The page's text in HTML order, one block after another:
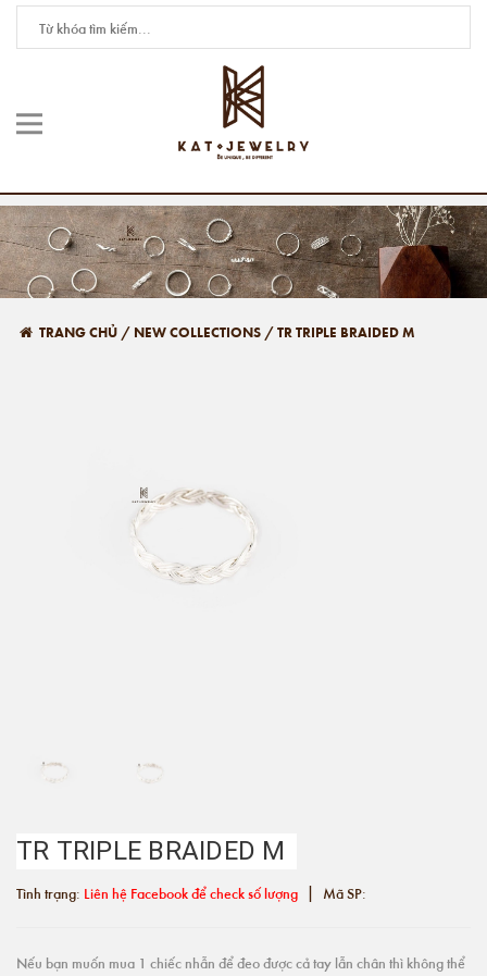
TRANG CHỦ / NEW COLLECTIONS /TR TRIPLE BRAIDED M
TR TRIPLE BRAIDED M
Tình trạng: Liên hệ Facebook để check số lượng | Mã SP:
Nếu bạn muốn mua 1 chiếc nhẫn để đeo được cả tay lẫn chân thì không thể